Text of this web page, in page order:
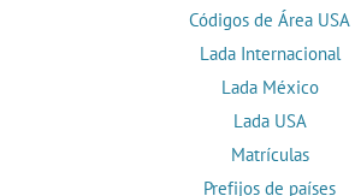
Códigos de Área USA
Lada Internacional
Lada México
Lada USA
Matrículas
Prefijos de países